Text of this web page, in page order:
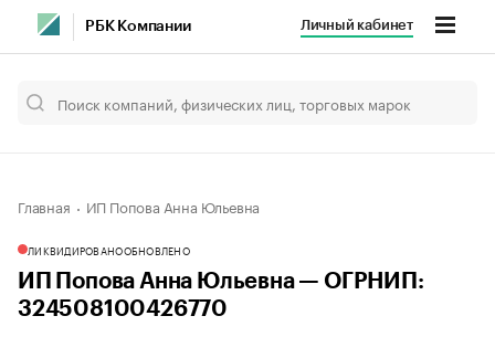
РБК Компании Личный кабинет
Главная ИП Попова Анна Юльевна
ЛИКВИДИРОВАНООБНОВЛЕНО
ИП Попова Анна Юльевна — ОГРНИП:
324508100426770